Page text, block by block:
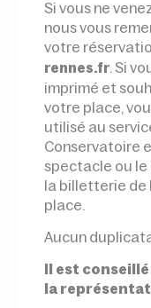
Si vous ne
nous vous
votre
rennes.fr . Si
imprimé et
votre place,
utilisé au
Conservatoire
spectacle ou le
la billetterie de
place.
Aucun
Il est
la